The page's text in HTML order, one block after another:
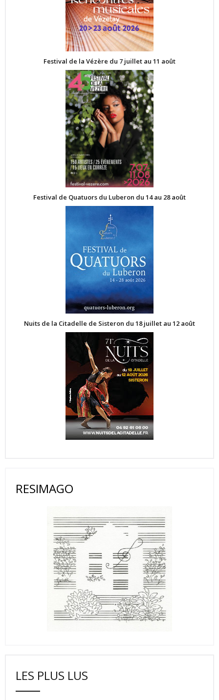
Festival de la Vézère du 7 juillet au 11 août
Festival de Quatuors du Luberon du 14 au 28 août
Nuits de la Citadelle de Sisteron du 18 juillet au 12 août
RESIMAGO
LES PLUS LUS